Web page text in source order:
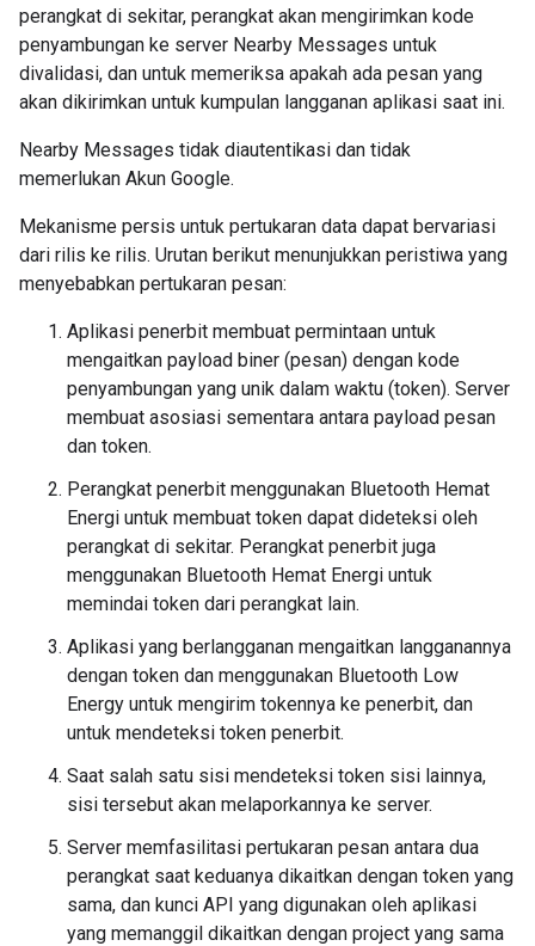
perangkat di sekitar, perangkat akan mengirimkan kode
penyambungan ke server Nearby Messages untuk
divalidasi, dan untuk memeriksa apakah ada pesan yang
akan dikirimkan untuk kumpulan langganan aplikasi saat ini.
Nearby Messages tidak diautentikasi dan tidak
memerlukan Akun Google.
Mekanisme persis untuk pertukaran data dapat bervariasi
dari rilis ke rilis. Urutan berikut menunjukkan peristiwa yang
menyebabkan pertukaran pesan:
Aplikasi penerbit membuat permintaan untuk
mengaitkan payload biner (pesan) dengan kode
penyambungan yang unik dalam waktu (token). Server
membuat asosiasi sementara antara payload pesan
dan token.
Perangkat penerbit menggunakan Bluetooth Hemat
Energi untuk membuat token dapat dideteksi oleh
perangkat di sekitar. Perangkat penerbit juga
menggunakan Bluetooth Hemat Energi untuk
memindai token dari perangkat lain.
Aplikasi yang berlangganan mengaitkan langganannya
dengan token dan menggunakan Bluetooth Low
Energy untuk mengirim tokennya ke penerbit, dan
untuk mendeteksi token penerbit.
Saat salah satu sisi mendeteksi token sisi lainnya,
sisi tersebut akan melaporkannya ke server.
Server memfasilitasi pertukaran pesan antara dua
perangkat saat keduanya dikaitkan dengan token yang
sama, dan kunci API yang digunakan oleh aplikasi
yang memanggil dikaitkan dengan project yang sama